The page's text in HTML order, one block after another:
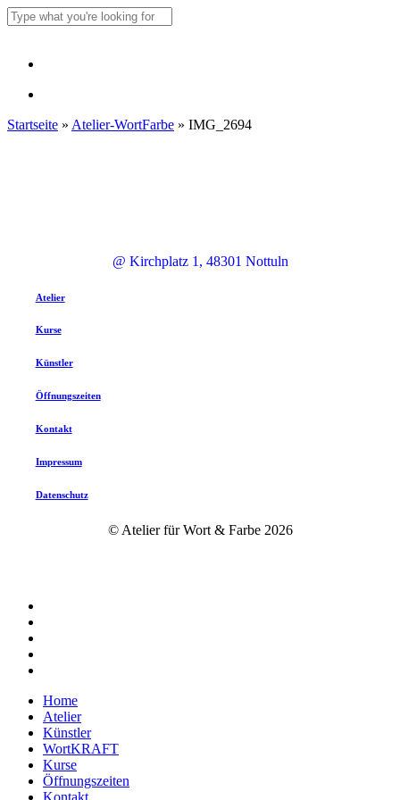
Skip
to
content
Menu
Startseite » Atelier-WortFarbe » IMG_2694
@ Kirchplatz 1, 48301 Nottuln
Atelier
Kurse
Künstler
Öffnungszeiten
Kontakt
Impressum
Datenschutz
© Atelier für Wort & Farbe 2026
Close
Menu
Home
Atelier
Künstler
WortKRAFT
Kurse
Öffnungszeiten
Kontakt